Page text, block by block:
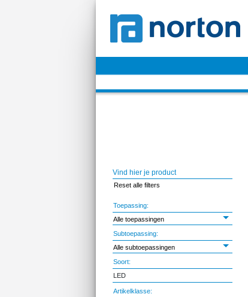
Vind hier je product
Reset alle filters
Toepassing:
Alle toepassingen
Subtoepassing:
Alle subtoepassingen
Soort:
LED
Artikelklasse: